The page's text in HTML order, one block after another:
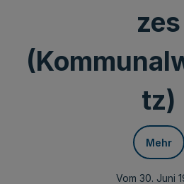
zes
tz)
Mehr
Vom 30. Juni